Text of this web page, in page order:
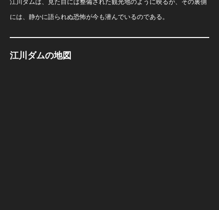
江川ダムは、見た目には整備された観光地のように映るが、その裏側
には、静かに語られぬ恐怖が今も潜んでいるのである。
江川ダムの地図